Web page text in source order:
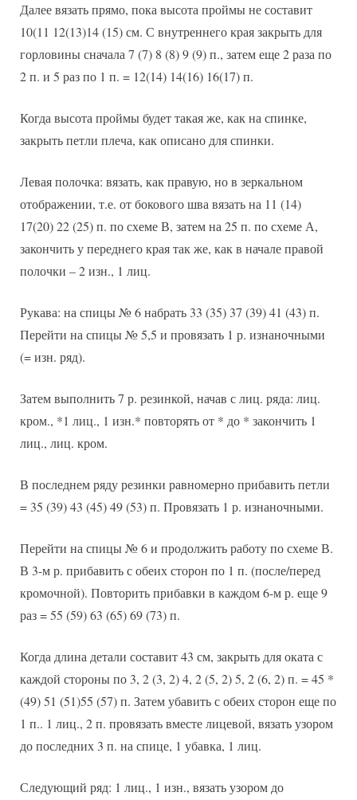
Далее вязать прямо, пока высота проймы не составит
10(11 12(13)14 (15) см. С внутреннего края закрыть для
горловины сначала 7 (7) 8 (8) 9 (9) п., затем еще 2 раза по
2 п. и 5 раз по 1 п. = 12(14) 14(16) 16(17) п.
Когда высота проймы будет такая же, как на спинке,
закрыть петли плеча, как описано для спинки.
Левая полочка: вязать, как правую, но в зеркальном
отображении, т.е. от бокового шва вязать на 11 (14)
17(20) 22 (25) п. по схеме В, затем на 25 п. по схеме А,
закончить у переднего края так же, как в начале правой
полочки – 2 изн., 1 лиц.
Рукава: на спицы № 6 набрать 33 (35) 37 (39) 41 (43) п.
Перейти на спицы № 5,5 и провязать 1 р. изнаночными
(= изн. ряд).
Затем выполнить 7 р. резинкой, начав с лиц. ряда: лиц.
кром., *1 лиц., 1 изн.* повторять от * до * закончить 1
лиц., лиц. кром.
В последнем ряду резинки равномерно прибавить петли
= 35 (39) 43 (45) 49 (53) п. Провязать 1 р. изнаночными.
Перейти на спицы № 6 и продолжить работу по схеме В.
В 3-м р. прибавить с обеих сторон по 1 п. (после/перед
кромочной). Повторить прибавки в каждом 6-м р. еще 9
раз = 55 (59) 63 (65) 69 (73) п.
Когда длина детали составит 43 см, закрыть для оката с
каждой стороны по 3, 2 (3, 2) 4, 2 (5, 2) 5, 2 (6, 2) п. = 45 *
(49) 51 (51)55 (57) п. Затем убавить с обеих сторон еще по
1 п.. 1 лиц., 2 п. провязать вместе лицевой, вязать узором
до последних 3 п. на спице, 1 убавка, 1 лиц.
Следующий ряд: 1 лиц., 1 изн., вязать узором до